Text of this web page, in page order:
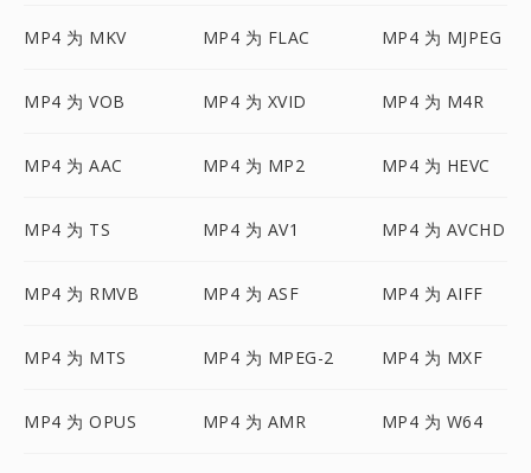
MP4 为 MKV MP4 为 FLAC MP4 为 MJPEG
MP4 为 VOB MP4 为 XVID MP4 为 M4R
MP4 为 AAC MP4 为 MP2 MP4 为 HEVC
MP4 为 TS MP4 为 AV1 MP4 为 AVCHD
MP4 为 RMVB MP4 为 ASF MP4 为 AIFF
MP4 为 MTS MP4 为 MPEG-2 MP4 为 MXF
MP4 为 OPUS MP4 为 AMR MP4 为 W64